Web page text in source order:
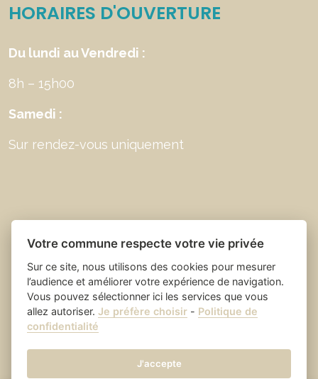
HORAIRES D'OUVERTURE
Du lundi au Vendredi :
8h – 15h00
Samedi :
Sur rendez-vous uniquement
Place du village la solution web
et appli des collectivités
- Saint Laurent
Mentions légales-- Gestion des cookies
Votre commune respecte votre vie privée
Sur ce site, nous utilisons des cookies pour mesurer
l’audience et améliorer votre expérience de navigation.
Vous pouvez sélectionner ici les services que vous
allez autoriser.Je préfère choisir - Politique de
confidentialité
J'accepte